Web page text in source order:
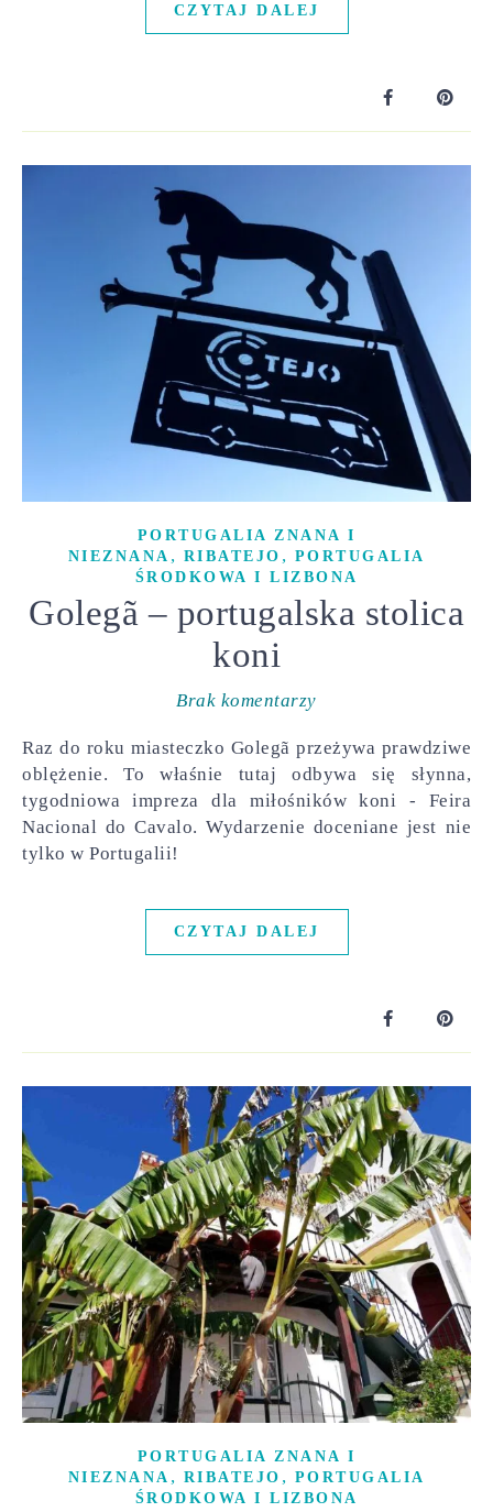
CZYTAJ DALEJ
PORTUGALIA ZNANA I
NIEZNANA , RIBATEJO , PORTUGALIA
ŚRODKOWA I LIZBONA
Golegã – portugalska stolica
koni
Brak komentarzy
Raz do roku miasteczko Golegã przeżywa prawdziwe
oblężenie. To właśnie tutaj odbywa się słynna,
tygodniowa impreza dla miłośników koni - Feira
Nacional do Cavalo. Wydarzenie doceniane jest nie
tylko w Portugalii!
CZYTAJ DALEJ
PORTUGALIA ZNANA I
NIEZNANA , RIBATEJO , PORTUGALIA
ŚRODKOWA I LIZBONA